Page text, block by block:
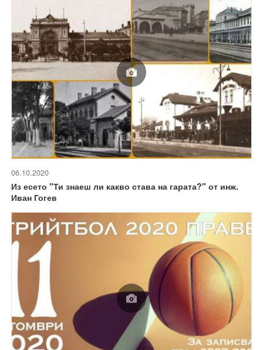
06.10.2020
Из есето "Ти знаеш ли какво става на гарата?" от инж.
Иван Гогев